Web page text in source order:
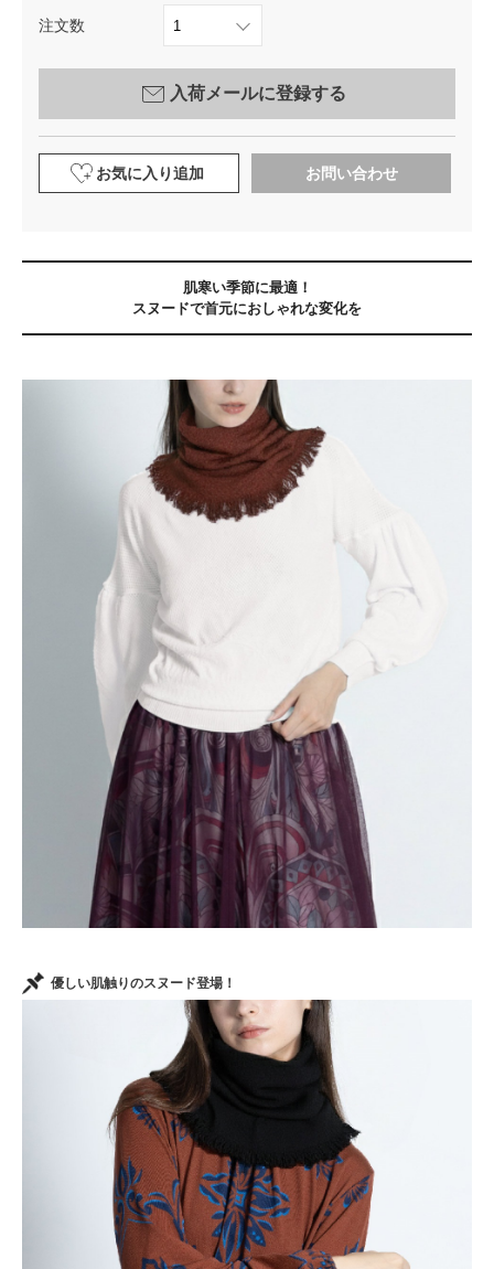
注文数
入荷メールに登録する
お気に入り追加 お問い合わせ
肌寒い季節に最適！
スヌードで首元におしゃれな変化を
優しい肌触りのスヌード登場！